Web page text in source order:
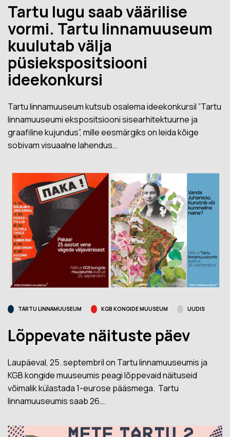
Tartu lugu saab väärilise
vormi. Tartu linnamuuseum
kuulutab välja
püsiekspositsiooni
ideekonkursi
Tartu linnamuuseum kutsub osalema ideekonkursil ”Tartu
linnamuuseumi ekspositsiooni sisearhitektuurne ja
graafiline kujundus”, mille eesmärgiks on leida kõige
sobivam visuaalne lahendus…
TARTU LINNAMUUSEUM KGB KONGIDE MUUSEUM UUDIS
Lõppevate näituste päev
Laupäeval, 25. septembril on Tartu linnamuuseumis ja
KGB kongide muuseumis peagi lõppevaid näituseid
võimalik külastada 1-eurose pääsmega. Tartu
linnamuuseumis saab 26….